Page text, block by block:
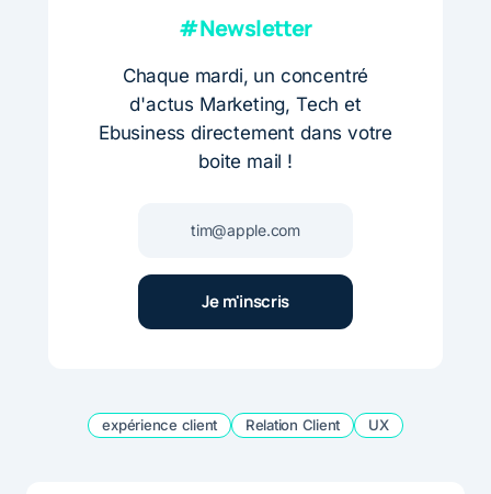
#Newsletter
Chaque mardi, un concentré
d'actus Marketing, Tech et
Ebusiness directement dans votre
boite mail !
expérience client Relation Client UX